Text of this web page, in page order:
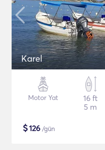
Karel
Motor Yat
16 ft
5 m
$126 /gün